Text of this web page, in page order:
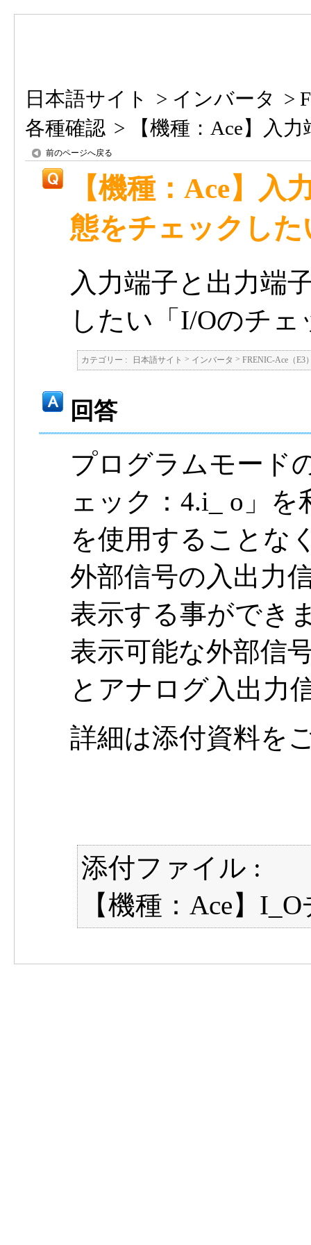
日本語サイト > インバータ >
各種確認 > 【機種：Ace】入
前のページへ戻る
【機種：Ace】入
態をチェックし
入力端子と出力端
したい「I/Oのチェ
カテゴリー : 日本語サイト > インバータ > FRENIC-Ace（E3
回答
プログラムモード
ェック：4.i_ o」
を使用することな
外部信号の入出力
表示する事ができ
表示可能な外部信
とアナログ入出力
詳細は添付資料を
添付ファイル :
【機種：Ace】